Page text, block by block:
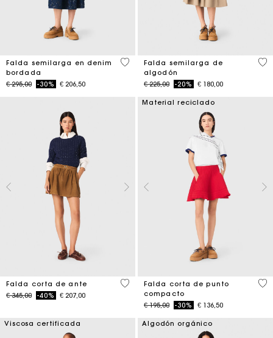
Falda semilarga en denim
bordada
Price reduced from
€ 295,00to-30% € 206,50
3,4 out of 5 Customer Rating
Falda semilarga de
algodón
Price reduced from
€ 225,00to-20% € 180,00
5
Falda corta de ante
Price reduced from
€ 345,00to-40% € 207,00
3,7 out of 5 Customer Rating
Material reciclado
Falda corta de punto
compacto
Price reduced from
€ 195,00to-30% € 136,50
3,3
Viscosa certificada Algodón orgánico